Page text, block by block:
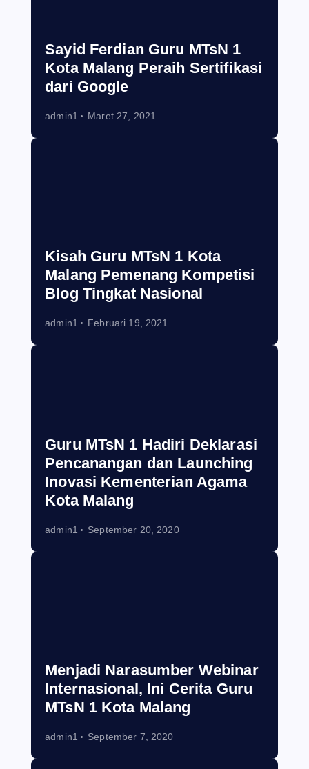
Sayid Ferdian Guru MTsN 1
Kota Malang Peraih Sertifikasi
dari Google
admin1 Maret 27, 2021
Kisah Guru MTsN 1 Kota
Malang Pemenang Kompetisi
Blog Tingkat Nasional
admin1 Februari 19, 2021
Guru MTsN 1 Hadiri Deklarasi
Pencanangan dan Launching
Inovasi Kementerian Agama
Kota Malang
admin1 September 20, 2020
Menjadi Narasumber Webinar
Internasional, Ini Cerita Guru
MTsN 1 Kota Malang
admin1 September 7, 2020